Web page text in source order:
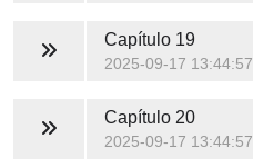
Capítulo 19
2025-09-17 13:44:57
Capítulo 20
2025-09-17 13:44:57